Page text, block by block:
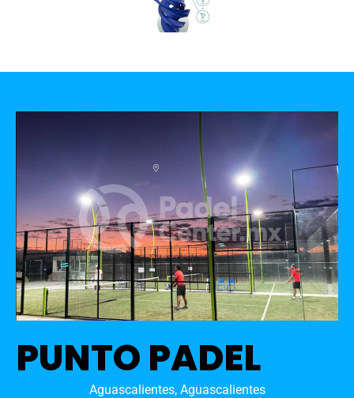
PUNTO PADEL
Aguascalientes, Aguascalientes